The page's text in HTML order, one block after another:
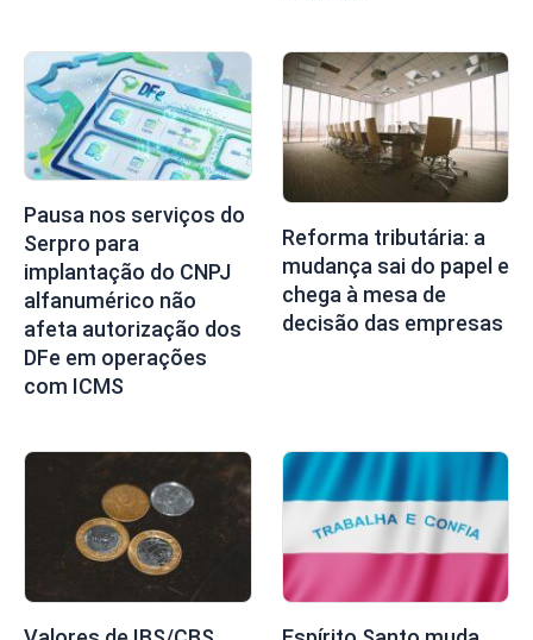
Pausa nos serviços do
Serpro para
implantação do CNPJ
alfanumérico não
afeta autorização dos
DFe em operações
com ICMS
Reforma tributária: a
mudança sai do papel e
chega à mesa de
decisão das empresas